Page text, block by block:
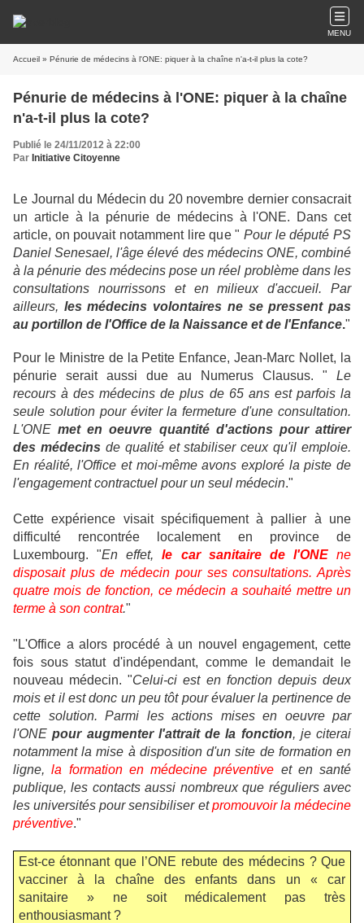
MENU
Accueil » Pénurie de médecins à l'ONE: piquer à la chaîne n'a-t-il plus la cote?
Pénurie de médecins à l'ONE: piquer à la chaîne
n'a-t-il plus la cote?
Publié le 24/11/2012 à 22:00
Par Initiative Citoyenne
Le Journal du Médecin du 20 novembre dernier consacrait
un article à la pénurie de médecins à l'ONE. Dans cet
article, on pouvait notamment lire que " Pour le député PS
Daniel Senesael, l'âge élevé des médecins ONE, combiné
à la pénurie des médecins pose un réel problème dans les
consultations nourrissons et en milieux d'accueil. Par
ailleurs, les médecins volontaires ne se pressent pas
au portillon de l'Office de la Naissance et de l'Enfance."
Pour le Ministre de la Petite Enfance, Jean-Marc Nollet, la
pénurie serait aussi due au Numerus Clausus. " Le
recours à des médecins de plus de 65 ans est parfois la
seule solution pour éviter la fermeture d'une consultation.
L'ONEmet en oeuvre quantité d'actions pour attirer
des médecins de qualité et stabiliser ceux qu'il emploie.
En réalité, l'Office et moi-même avons exploré la piste de
l'engagement contractuel pour un seul médecin."
Cette expérience visait spécifiquement à pallier à une
difficulté rencontrée localement en province de
Luxembourg. "En effet,le car sanitaire de l'ONEne
disposait plus de médecin pour ses consultations. Après
quatre mois de fonction, ce médecin a souhaité mettre un
terme à son contrat."
"L'Office a alors procédé à un nouvel engagement, cette
fois sous statut d'indépendant, comme le demandait le
nouveau médecin. "Celui-ci est en fonction depuis deux
mois et il est donc un peu tôt pour évaluer la pertinence de
cette solution. Parmi les actions mises en oeuvre par
l'ONEpour augmenter l'attrait de la fonction, je citerai
notamment la mise à disposition d'un site de formation en
ligne,la formation en médecine préventive et en santé
publique, les contacts aussi nombreux que réguliers avec
les universités pour sensibiliser etpromouvoir la médecine
préventive."
Est-ce étonnant que l’ONE rebute des médecins ? Que
vacciner à la chaîne des enfants dans un « car
sanitaire » ne soit médicalement pas très
enthousiasmant ?